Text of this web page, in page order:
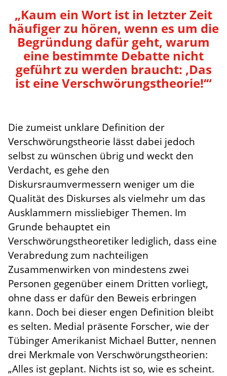
„Kaum ein Wort ist in letzter Zeit
häufiger zu hören, wenn es um die
Begründung dafür geht, warum
eine bestimmte Debatte nicht
geführt zu werden braucht: ‚Das
ist eine Verschwörungstheorie!‘“
Die zumeist unklare Definition der
Verschwörungstheorie lässt dabei jedoch
selbst zu wünschen übrig und weckt den
Verdacht, es gehe den
Diskursraumvermessern weniger um die
Qualität des Diskurses als vielmehr um das
Ausklammern missliebiger Themen. Im
Grunde behauptet ein
Verschwörungstheoretiker lediglich, dass eine
Verabredung zum nachteiligen
Zusammenwirken von mindestens zwei
Personen gegenüber einem Dritten vorliegt,
ohne dass er dafür den Beweis erbringen
kann. Doch bei dieser engen Definition bleibt
es selten. Medial präsente Forscher, wie der
Tübinger Amerikanist Michael Butter, nennen
drei Merkmale von Verschwörungstheorien:
„Alles ist geplant. Nichts ist so, wie es scheint.